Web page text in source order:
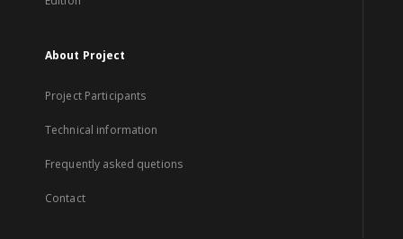
About Project
Project Participants
Technical information
Frequently asked quetions
Contact